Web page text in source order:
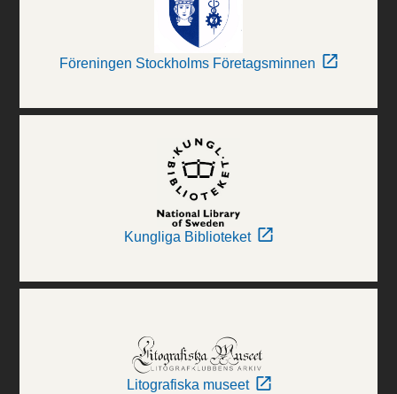
Föreningen Stockholms Företagsminnen
Kungliga Biblioteket
Litografiska museet